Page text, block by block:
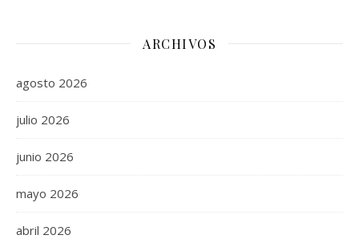
ARCHIVOS
agosto 2026
julio 2026
junio 2026
mayo 2026
abril 2026